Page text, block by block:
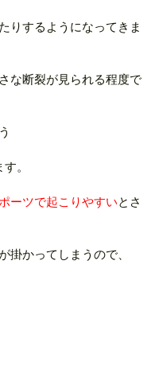
りするようになってきま
な断裂が見られる程度で
。
ーツで起こりやすいとさ
掛かってしまうので、